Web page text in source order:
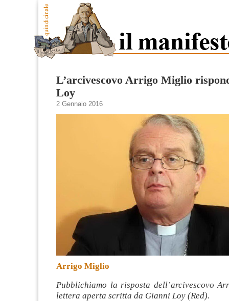
L’arcivescovo Arrigo Miglio
Loy
2 Gennaio 2016
Arrigo Miglio
Pubblichiamo la risposta dell’arcivescovo
lettera aperta scritta da Gianni Loy (Red).